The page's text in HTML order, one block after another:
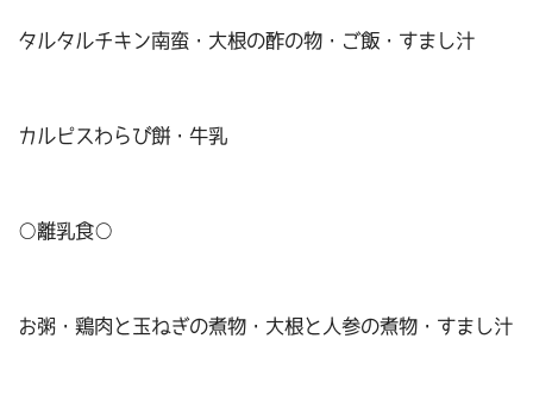
タルタルチキン南蛮・大根の酢の物・ご飯・すまし汁
カルピスわらび餅・牛乳
○離乳食○
お粥・鶏肉と玉ねぎの煮物・大根と人参の煮物・すまし汁